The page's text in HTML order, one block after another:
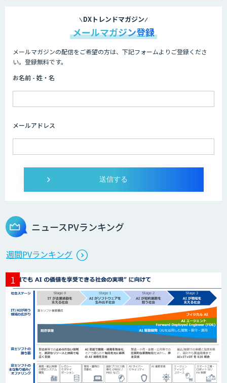
DXトレンドマガジン
メールマガジン登録
メールマガジンの配信をご希望の方は、下記フォームよりご登録くださ
い。登録無料です。
お名前 - 姓・名
メールアドレス
ニュースPVランキング
週間PVランキング